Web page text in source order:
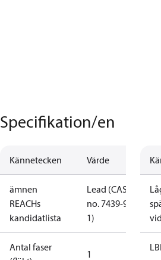
Specifikation/en
Kännetecken Värde
ämnen
REACHs
kandidatlista
Lead (CAS
no. 7439-92-
1)
Antal faser
1